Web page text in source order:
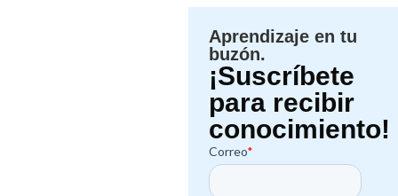
Aprendizaje en tu
buzón.
¡Suscríbete
para recibir
conocimiento!